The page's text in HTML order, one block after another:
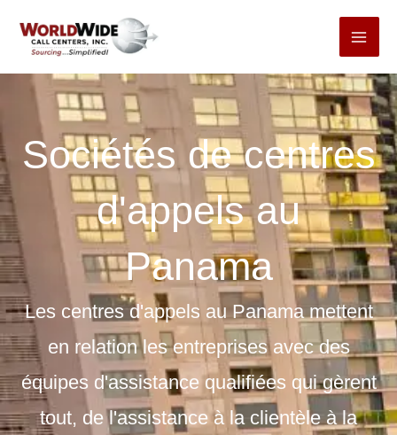
Sociétés de centres
d'appels au
Panama
Les centres d'appels au Panama mettent
en relation les entreprises avec des
équipes d'assistance qualifiées qui gèrent
tout, de l'assistance à la clientèle à la